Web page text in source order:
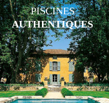
en béton authentiques Jacques Brens se
la noblesse des matériaux
garder un aspect ancien, retrouver une
PISCINES
AUTHENTIQUES